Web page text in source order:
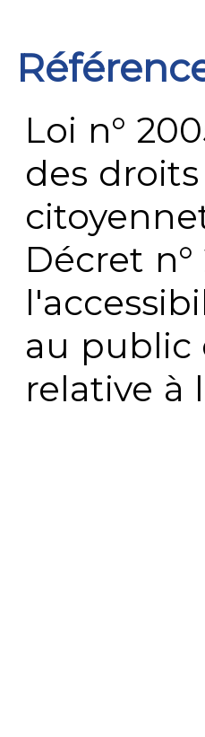
Loi n°
des
Décret
au public
relative à